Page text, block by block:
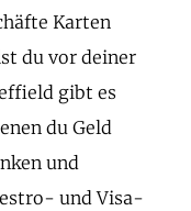
Karten
du vor deiner
gibt es
du Geld
und
und Visa-